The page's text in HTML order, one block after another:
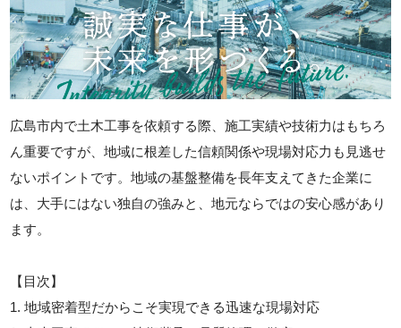
広島市内で土木工事を依頼する際、施工実績や技術力はもちろ
ん重要ですが、地域に根差した信頼関係や現場対応力も見逃せ
ないポイントです。地域の基盤整備を長年支えてきた企業に
は、大手にはない独自の強みと、地元ならではの安心感があり
ます。
【目次】
1. 地域密着型だからこそ実現できる迅速な現場対応